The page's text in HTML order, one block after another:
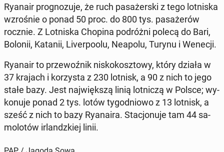
Ryanair pro­gno­zu­je, że ruch pa­sa­żer­ski z tego lot­ni­ska
wzro­śnie o ponad 50 proc. do 800 tys. pa­sa­że­rów
rocznie. Z Lot­ni­ska Chopina po­dróż­ni polecą do Bari,
Bolonii, Katanii, Li­ver­po­olu, Neapolu, Turynu i Wenecji.
Ryanair to prze­woź­nik ni­sko­kosz­to­wy, który działa w
37 krajach i ko­rzy­sta z 230 lotnisk, a 90 z nich to jego
stałe bazy. Jest naj­więk­szą linią lot­ni­czą w Polsce; wy­
ko­nu­je ponad 2 tys. lotów ty­go­dnio­wo z 13 lotnisk, a
sześć z nich to bazy Ry­ana­ira. Sta­cjo­nu­je tam 44 sa­
mo­lo­tów ir­landz­kiej linii.